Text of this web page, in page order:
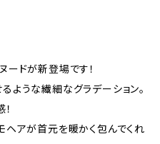
ードが新登場です！
ような繊細なグラデーション。
ヘアが首元を暖かく包んでくれ